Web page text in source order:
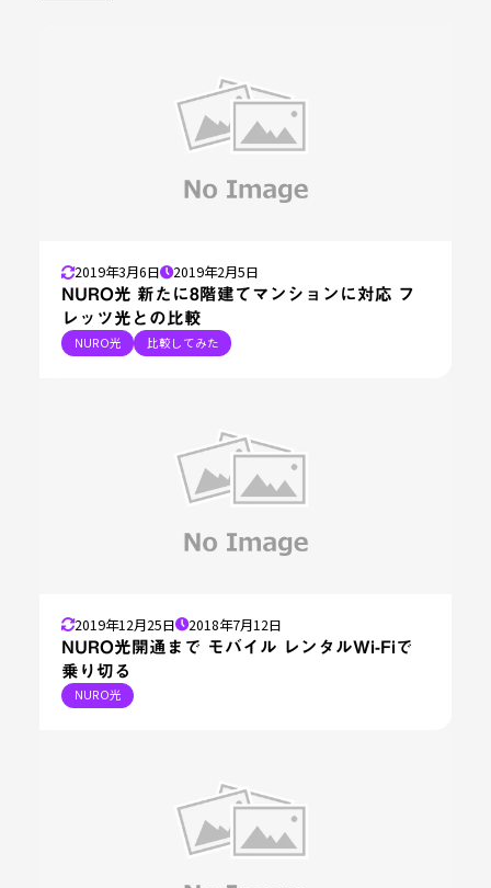
2019年3月6日 2019年2月5日
NURO光 新たに8階建てマンションに対応 フ
レッツ光との比較
NURO光 比較してみた
2019年12月25日 2018年7月12日
NURO光開通まで モバイル レンタルWi-Fiで
乗り切る
NURO光